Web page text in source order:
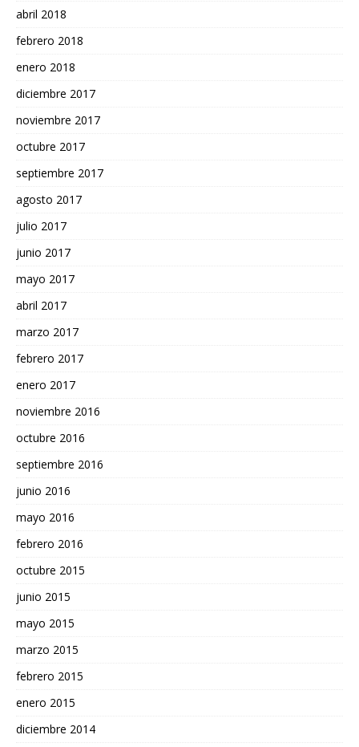
abril 2018
febrero 2018
enero 2018
diciembre 2017
noviembre 2017
octubre 2017
septiembre 2017
agosto 2017
julio 2017
junio 2017
mayo 2017
abril 2017
marzo 2017
febrero 2017
enero 2017
noviembre 2016
octubre 2016
septiembre 2016
junio 2016
mayo 2016
febrero 2016
octubre 2015
junio 2015
mayo 2015
marzo 2015
febrero 2015
enero 2015
diciembre 2014